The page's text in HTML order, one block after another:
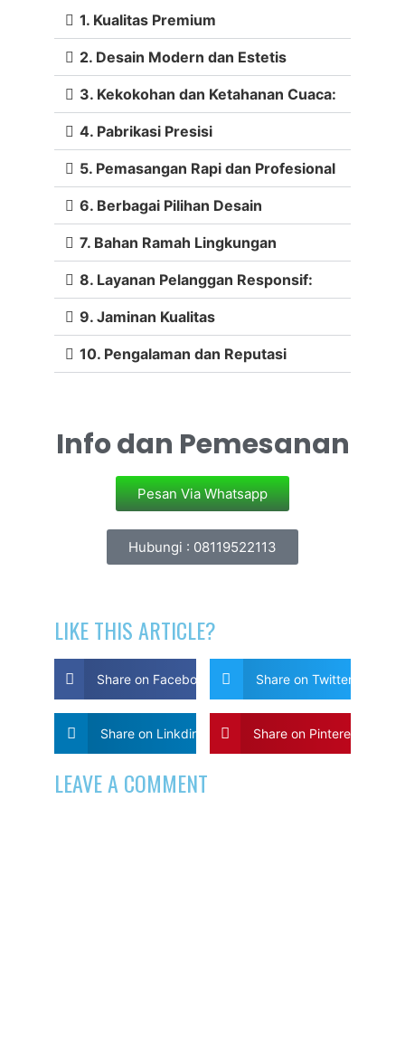
1. Kualitas Premium
2. Desain Modern dan Estetis
3. Kekokohan dan Ketahanan Cuaca:
4. Pabrikasi Presisi
5. Pemasangan Rapi dan Profesional
6. Berbagai Pilihan Desain
7. Bahan Ramah Lingkungan
8. Layanan Pelanggan Responsif:
9. Jaminan Kualitas
10. Pengalaman dan Reputasi
Info dan Pemesanan
Pesan Via Whatsapp
Hubungi : 08119522113
LIKE THIS ARTICLE?
Share on Facebook Share on Twitter
Share on Linkdin Share on Pinterest
LEAVE A COMMENT